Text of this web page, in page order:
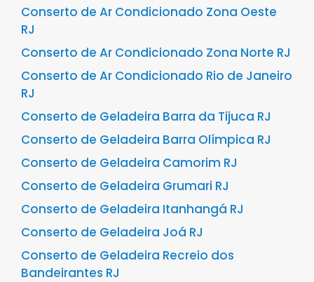
Conserto de Ar Condicionado Zona Oeste
RJ
Conserto de Ar Condicionado Zona Norte RJ
Conserto de Ar Condicionado Rio de Janeiro
RJ
Conserto de Geladeira Barra da Tijuca RJ
Conserto de Geladeira Barra Olímpica RJ
Conserto de Geladeira Camorim RJ
Conserto de Geladeira Grumari RJ
Conserto de Geladeira Itanhangá RJ
Conserto de Geladeira Joá RJ
Conserto de Geladeira Recreio dos
Bandeirantes RJ